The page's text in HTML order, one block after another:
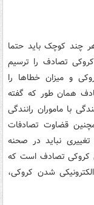
چند کوچک باید حتما
تصادف را ترسیم
و میزان خطاها را
همان طور که گفته
با ماموران رانندگی
قضاوت تصادفات
نباید در صحنه
کروکی تصادف است که
شدن کروکی،